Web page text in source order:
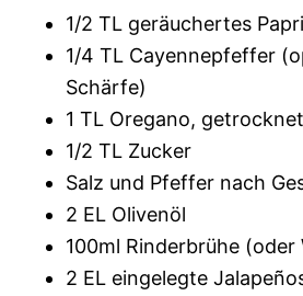
1/2 TL geräuchertes
1/4 TL Cayennepfeffer
Schärfe)
1 TL Oregano, getrocknet
1/2 TL Zucker
Salz und Pfeffer nach
2 EL Olivenöl
100ml Rinderbrühe (oder
2 EL eingelegte